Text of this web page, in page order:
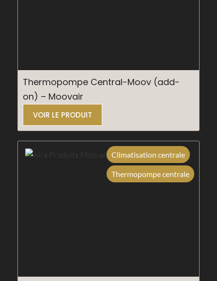
Thermopompe Central-Moov (add-
on) – Moovair
VOIR LE PRODUIT
Climatisation centrale
Thermopompe centrale